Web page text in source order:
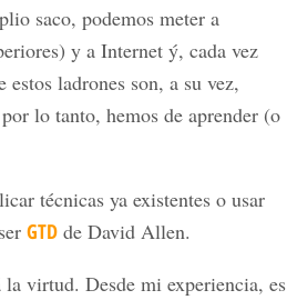
saco, podemos meter a
y a Internet ý, cada vez
ladrones son, a su vez,
lo tanto, hemos de aprender (o
técnicas ya existentes o usar
GTD de David Allen.
virtud. Desde mi experiencia, es